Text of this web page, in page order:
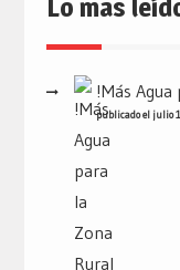
Lo mas
!Más Agua
publicado el julio